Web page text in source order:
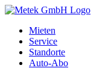
Mieten
Service
Standorte
Auto-Abo